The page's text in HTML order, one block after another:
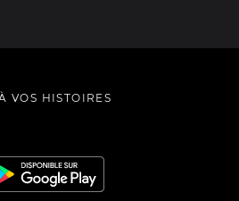
VOS HISTOIRES